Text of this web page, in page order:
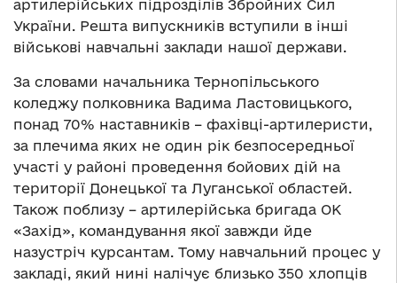
артилерійських підрозділів Збройних Сил
України. Решта випускників вступили в інші
військові навчальні заклади нашої держави.
За словами начальника Тернопільського
коледжу полковника Вадима Ластовицького,
понад 70% наставників – фахівці-артилеристи,
за плечима яких не один рік безпосередньої
участі у районі проведення бойових дій на
території Донецької та Луганської областей.
Також поблизу – артилерійська бригада ОК
«Захід», командування якої завжди йде
назустріч курсантам. Тому навчальний процес у
закладі, який нині налічує близько 350 хлопців